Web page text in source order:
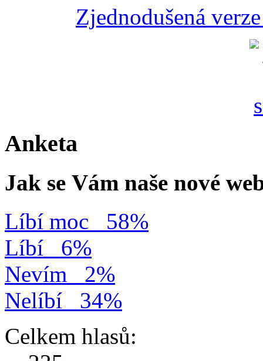
Zjednodušená
Anketa
Jak se Vám naše nové
Líbí moc
58%
Líbí
6%
Nevím
2%
Nelíbí
34%
Celkem hlasů: